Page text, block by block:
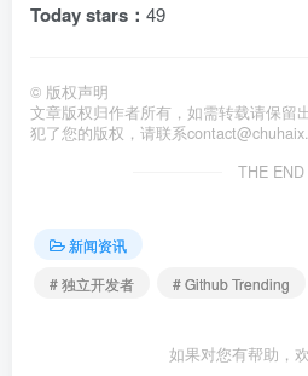
Today stars： 49
© 版权声明
文章版权归作者所有，如需转载请保留
犯了您的版权，请联系
THE END
新闻资讯
# 独立开发者
# Github Trending
如果对您有帮助，欢